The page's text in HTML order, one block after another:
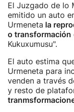
El Juzgado de lo
emitido un auto
Urmeneta la
o transformación
Kukuxumusu".
El auto estima
Urmeneta para
venden a través
y resto de